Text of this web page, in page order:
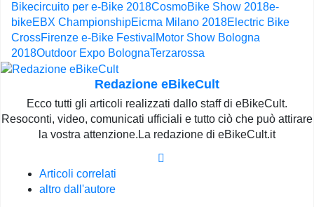
Bikecircuito per e-Bike 2018CosmoBike Show 2018e-
bikeEBX ChampionshipEicma Milano 2018Electric Bike
CrossFirenze e-Bike Festival Motor Show Bologna
2018Outdoor Expo BolognaTerzarossa
Redazione eBikeCult
Ecco tutti gli articoli realizzati dallo staff di eBikeCult.
Resoconti, video, comunicati ufficiali e tutto ciò che può attirare
la vostra attenzione.La redazione di eBikeCult.it
Articoli correlati
altro dall'autore